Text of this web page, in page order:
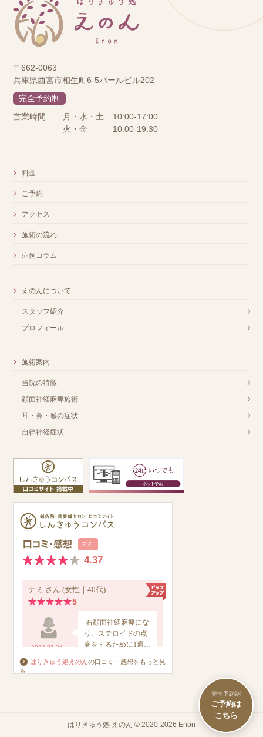
〒662-0063
兵庫県西宮市相生町6-5パールビル202
完全予約制
営業時間
月・水・土
10:00-17:00
火・金
10:00-19:30
料金
ご予約
アクセス
施術の流れ
症例コラム
えのんについて
スタッフ紹介
プロフィール
施術案内
当院の特徴
顔面神経麻痺施術
耳・鼻・喉の症状
自律神経症状
はりきゅう処えのんの口コミ・感想をもっと見
る
はりきゅう処 えのん © 2020-2026 Enon
完全予約制